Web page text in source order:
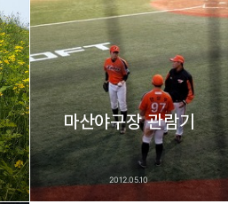
마산야구장 관람기
2012.05.10